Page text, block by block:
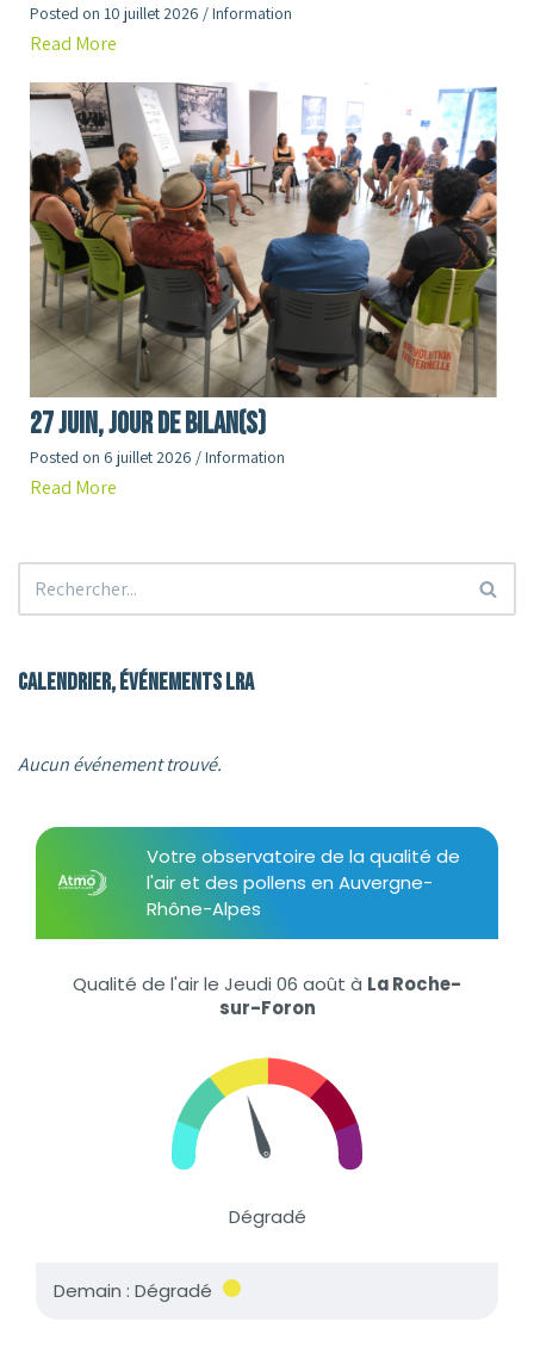
Posted on 10 juillet 2026 /Information
Read More
27 juin, jour de Bilan(s)
Posted on 6 juillet 2026 /Information
Read More
Calendrier, événements LRA
Aucun événement trouvé.